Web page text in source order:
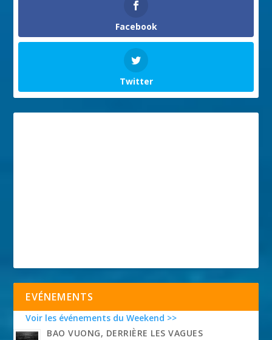
Facebook
Twitter
EVÉNEMENTS
Voir les événements du Weekend >>
BAO VUONG, DERRIÈRE LES VAGUES